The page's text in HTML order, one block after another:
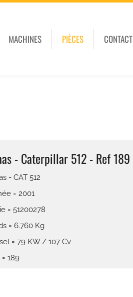
MACHINES PIÈCES CONTACT
- Caterpillar 512 - Ref 189
- CAT 512
= 2001
= 51200278
= 6.760 Kg
= 79 KW / 107 Cv
189